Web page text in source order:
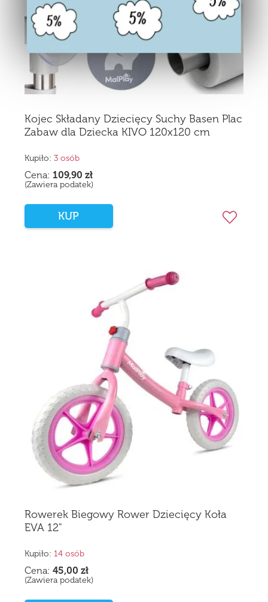
Kojec Składany Dziecięcy Suchy Basen Plac
Zabaw dla Dziecka KIVO 120x120 cm
Kupiło: 3 osób
Cena: 109,90 zł
(Zawiera podatek)
KUP
Rowerek Biegowy Rower Dziecięcy Koła
EVA 12"
Kupiło: 14 osób
Cena: 45,00 zł
(Zawiera podatek)